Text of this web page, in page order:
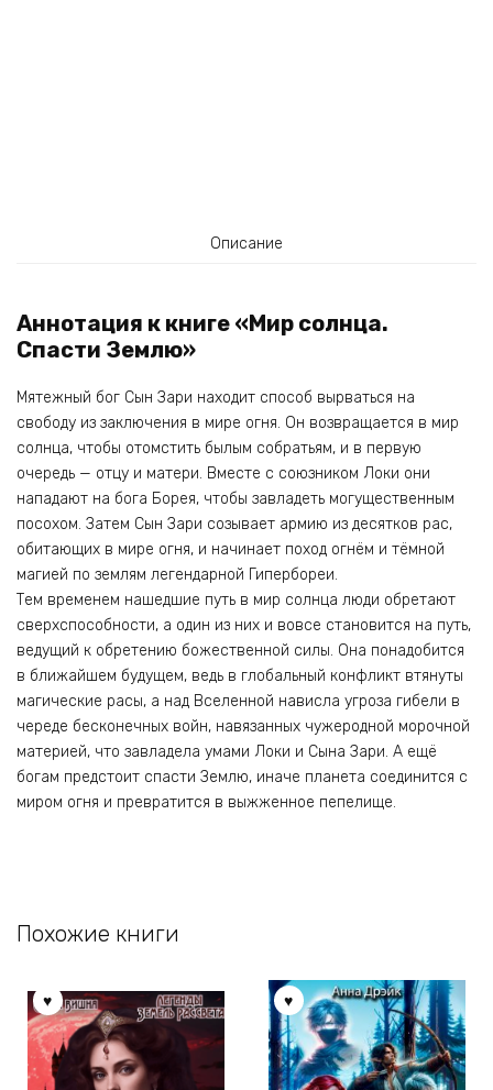
Описание
Аннотация к книге «Мир солнца.
Спасти Землю»
Мятежный бог Сын Зари находит способ вырваться на
свободу из заключения в мире огня. Он возвращается в мир
солнца, чтобы отомстить былым собратьям, и в первую
очередь — отцу и матери. Вместе с союзником Локи они
нападают на бога Борея, чтобы завладеть могущественным
посохом. Затем Сын Зари созывает армию из десятков рас,
обитающих в мире огня, и начинает поход огнём и тёмной
магией по землям легендарной Гипербореи.
Тем временем нашедшие путь в мир солнца люди обретают
сверхспособности, а один из них и вовсе становится на путь,
ведущий к обретению божественной силы. Она понадобится
в ближайшем будущем, ведь в глобальный конфликт втянуты
магические расы, а над Вселенной нависла угроза гибели в
череде бесконечных войн, навязанных чужеродной морочной
материей, что завладела умами Локи и Сына Зари. А ещё
богам предстоит спасти Землю, иначе планета соединится с
миром огня и превратится в выжженное пепелище.
Похожие книги